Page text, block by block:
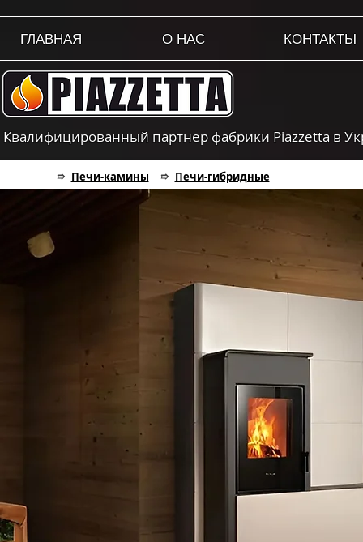
ГЛАВНАЯ О НАС КОНТАКТЫ
Квалифицированный партнер фабрики Piazzetta в
Печи-камины Печи-гибридные
➱
➱